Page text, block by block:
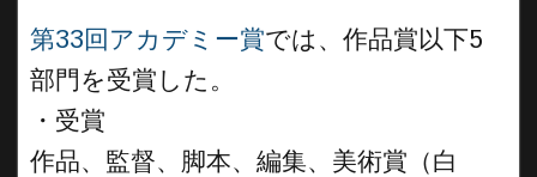
第33回アカデミー賞では、作品賞以下5
部門を受賞した。
・受賞
作品、監督、脚本、編集、美術賞（白